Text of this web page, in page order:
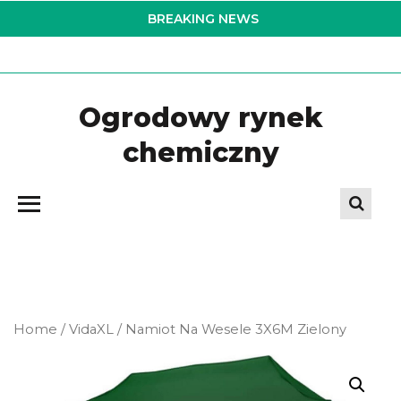
to
BREAKING NEWS
Ogrodowy rynek
chemiczny
Home /VidaXL / Namiot Na Wesele 3X6M Zielony